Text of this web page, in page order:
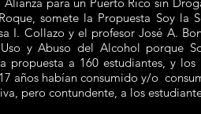
somete la Propuesta Soy la
I. Collazo y el profesor José A.
y Abuso del Alcohol porque
propuesta a 160 estudiantes, y
años habían consumido y/o
pero contundente, a los